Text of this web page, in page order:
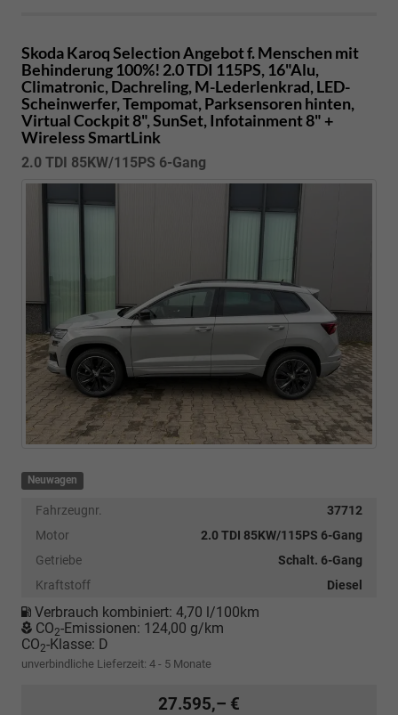
Skoda KaroqSelection Angebot f. Menschen mit
Behinderung 100%! 2.0 TDI 115PS, 16"Alu,
Climatronic, Dachreling, M-Lederlenkrad, LED-
Scheinwerfer, Tempomat, Parksensoren hinten,
Virtual Cockpit 8", SunSet, Infotainment 8" +
Wireless SmartLink
2.0 TDI 85KW/115PS 6-Gang
Neuwagen
Fahrzeugnr.
37712
Motor
2.0 TDI 85KW/115PS 6-Gang
Getriebe
Schalt. 6-Gang
Kraftstoff
Diesel
Verbrauch kombiniert: 4,70 l/100km
CO2-Emissionen: 124,00 g/km
CO2-Klasse: D
unverbindliche Lieferzeit: 4 - 5 Monate
27.595,– €